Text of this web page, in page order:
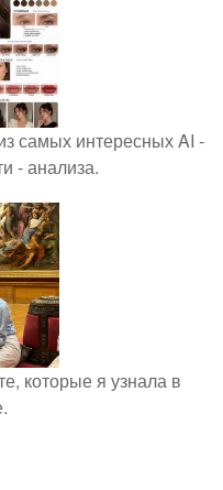
самых интересных AI -
- анализа.
которые я узнала в